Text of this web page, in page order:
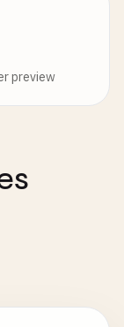
preview